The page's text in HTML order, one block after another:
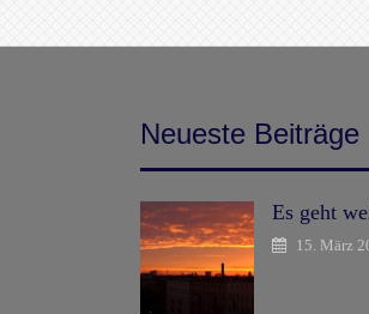
Neueste Beiträge
Es geht
15. März